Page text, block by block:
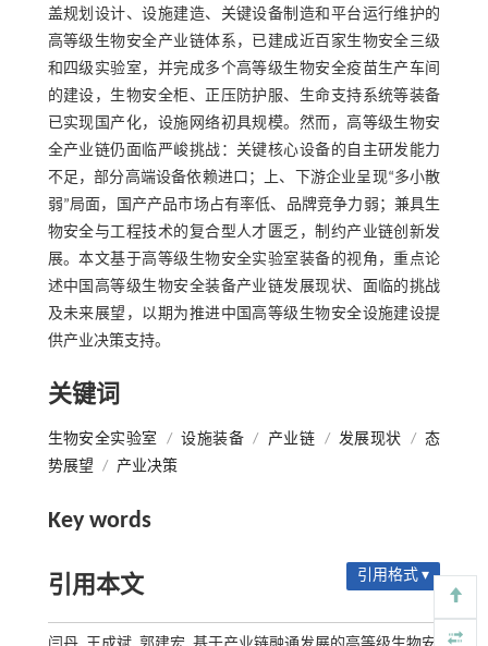
盖规划设计、设施建造、关键设备制造和平台运行维护的
高等级生物安全产业链体系，已建成近百家生物安全三级
和四级实验室，并完成多个高等级生物安全疫苗生产车间
的建设，生物安全柜、正压防护服、生命支持系统等装备
已实现国产化，设施网络初具规模。然而，高等级生物安
全产业链仍面临严峻挑战：关键核心设备的自主研发能力
不足，部分高端设备依赖进口；上、下游企业呈现“多小散
弱”局面，国产产品市场占有率低、品牌竞争力弱；兼具生
物安全与工程技术的复合型人才匮乏，制约产业链创新发
展。本文基于高等级生物安全实验室装备的视角，重点论
述中国高等级生物安全装备产业链发展现状、面临的挑战
及未来展望，以期为推进中国高等级生物安全设施建设提
供产业决策支持。
关键词
生物安全实验室 / 设施装备 / 产业链 / 发展现状 / 态
势展望 / 产业决策
Key words
引用本文 引用格式 ▾